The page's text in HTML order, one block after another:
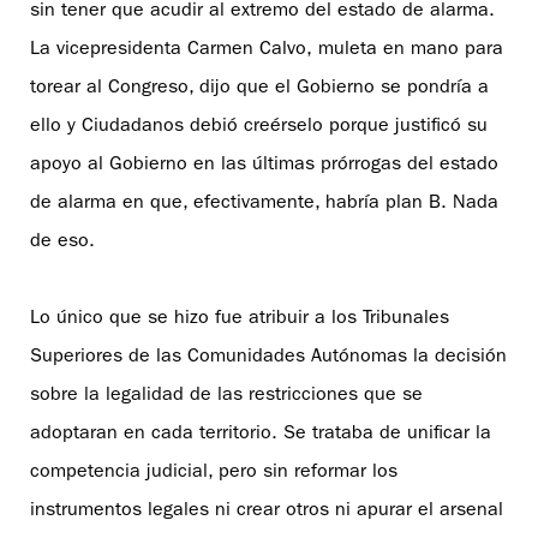
sin tener que acudir al extremo del estado de alarma.
La vicepresidenta Carmen Calvo, muleta en mano para
torear al Congreso, dijo que el Gobierno se pondría a
ello y Ciudadanos debió creérselo porque justificó su
apoyo al Gobierno en las últimas prórrogas del estado
de alarma en que, efectivamente, habría plan B. Nada
de eso.
Lo único que se hizo fue atribuir a los Tribunales
Superiores de las Comunidades Autónomas la decisión
sobre la legalidad de las restricciones que se
adoptaran en cada territorio. Se trataba de unificar la
competencia judicial, pero sin reformar los
instrumentos legales ni crear otros ni apurar el arsenal